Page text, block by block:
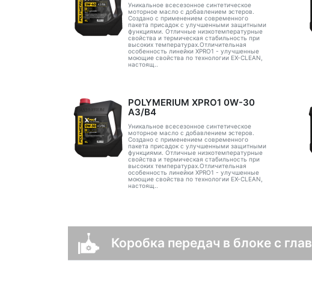
Уникальное всесезонное синтетическое
моторное масло с добавлением эстеров.
Создано с применением современного
пакета присадок с улучшенными защитными
функциями. Отличные низкотемпературные
свойства и термическая стабильность при
высоких температурах.Отличительная
особенность линейки XPRO1 - улучшенные
моющие свойства по технологии EX-CLEAN,
настоящ..
POLYMERIUM XPRO1 0W-30
A3/B4
Уникальное всесезонное синтетическое
моторное масло с добавлением эстеров.
Создано с применением современного
пакета присадок с улучшенными защитными
функциями. Отличные низкотемпературные
свойства и термическая стабильность при
высоких температурах.Отличительная
особенность линейки XPRO1 - улучшенные
моющие свойства по технологии EX-CLEAN,
настоящ..
Коробка передач в блоке с